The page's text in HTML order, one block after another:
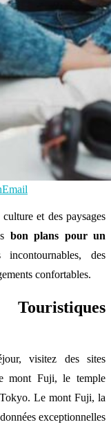
Email
et des paysages
bon plans pour un
des
confortables.
visitez des sites
mont Fuji, le temple
Le mont Fuji, la
exceptionnelles